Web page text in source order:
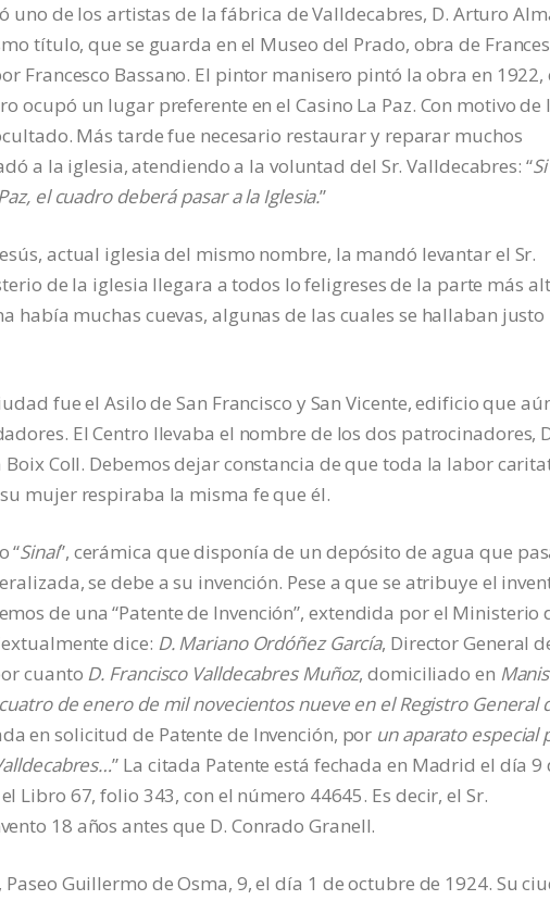
uno de los artistas de la fábrica de Valldecabres, D. Arturo
título, que se guarda en el Museo del Prado, obra de
Francesco Bassano. El pintor manisero pintó la obra en 1922,
ocupó un lugar preferente en el Casino La Paz. Con motivo de
Más tarde fue necesario restaurar y reparar muchos
a la iglesia, atendiendo a la voluntad del Sr. Valldecabres: “Si
el cuadro deberá pasar a la Iglesia.”
actual iglesia del mismo nombre, la mandó levantar el Sr.
de la iglesia llegara a todos lo feligreses de la parte más
había muchas cuevas, algunas de las cuales se hallaban justo
fue el Asilo de San Francisco y San Vicente, edificio que
El Centro llevaba el nombre de los dos patrocinadores,
Boix Coll. Debemos dejar constancia de que toda la labor
mujer respiraba la misma fe que él.
“Sinaí”, cerámica que disponía de un depósito de agua que
se debe a su invención. Pese a que se atribuye el
de una “Patente de Invención”, extendida por el Ministerio
dice: D. Mariano Ordóñez García, Director General
cuanto D. Francisco Valldecabres Muñoz, domiciliado en
cuatro de enero de mil novecientos nueve en el Registro General
en solicitud de Patente de Invención, por un aparato especial
” La citada Patente está fechada en Madrid el día 9
Libro 67, folio 343, con el número 44645. Es decir, el Sr.
18 años antes que D. Conrado Granell.
Guillermo de Osma, 9, el día 1 de octubre de 1924. Su